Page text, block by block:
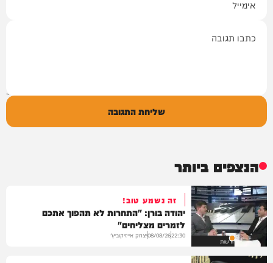
שליחת התגובה
הנצפים ביותר
חדשות
זה נשמע טוב!
יהודה בורן: "התחרות לא תהפוך אתכם
לזמרים מצליחים"
22:30
08/08/26יצחק אייזיקוביץ'